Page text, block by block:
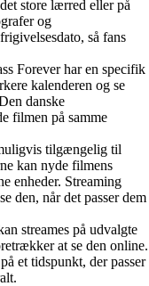
store lærred eller på
og
så fans
Forever har en specifik
kalenderen og se
danske
filmen på samme
tilgængelig til
kan nyde filmens
enheder. Streaming
den, når det passer dem
streames på udvalgte
at se den online.
et tidspunkt, der passer